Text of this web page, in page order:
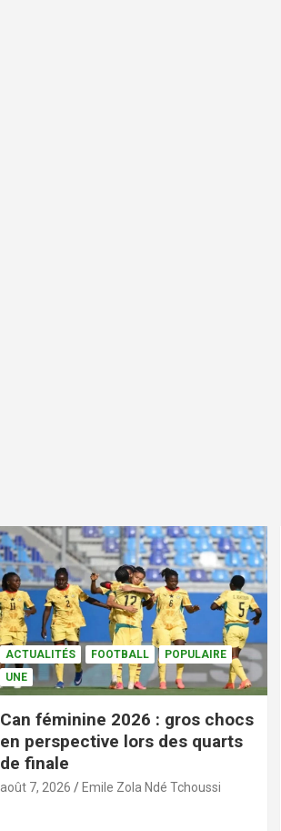
ACTUALITÉS FOOTBALL
POPULAIRE
UNE
Can féminine 2026 : gros chocs
en perspective lors des quarts
de finale
août 7, 2026 Emile Zola Ndé Tchoussi